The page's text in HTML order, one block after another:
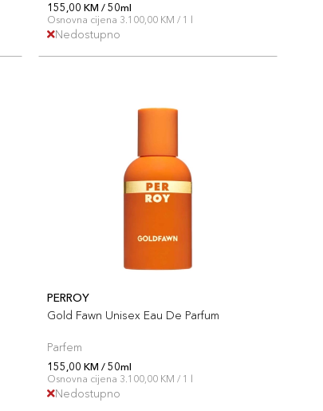
155,00 KM / 50ml
Osnovna cijena 3.100,00 KM / 1 l
Nedostupno
PERROY
Gold Fawn Unisex Eau De Parfum
Parfem
155,00 KM / 50ml
Osnovna cijena 3.100,00 KM / 1 l
Nedostupno